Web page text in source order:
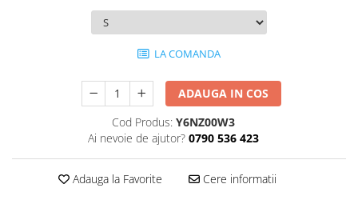
LA COMANDA
ADAUGA IN COS
Cod Produs: Y6NZ00W3
Ai nevoie de ajutor? 0790 536 423
Adauga la Favorite Cere informatii